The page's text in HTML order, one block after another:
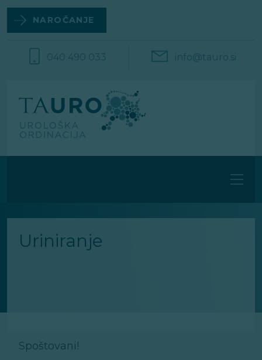
vsebino
040 490 033 info@tauro.si
NAROČANJE
Uriniranje
Spoštovani!